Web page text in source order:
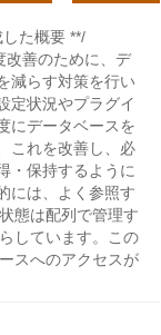
た概要 **/
改善のために、デ
減らす対策を行い
定状況やプラグイ
にデータベースを
これを改善し、必
・保持するように
には、よく参照す
態は配列で管理す
しています。この
スへのアクセスが